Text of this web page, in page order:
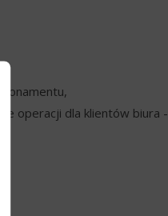
operacji dla klientów biura -